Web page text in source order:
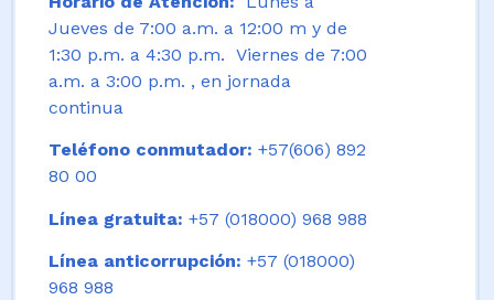
Jueves de 7:00 a.m. a 12:00 m y de
1:30 p.m. a 4:30 p.m. Viernes de 7:00
a.m. a 3:00 p.m. , en jornada
continua
Teléfono conmutador: +57(606) 892
80 00
Línea gratuita: +57 (018000) 968 988
Línea anticorrupción: +57 (018000)
968 988